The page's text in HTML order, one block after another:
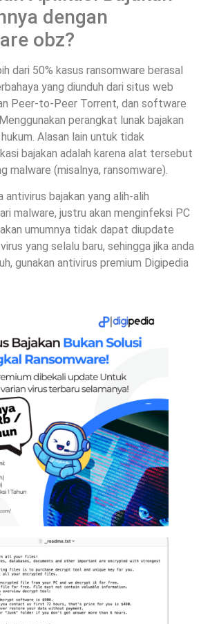
dengan
obz?
dari 50% kasus ransomware berasal
yang diunduh dari situs web
Peer-to-Peer Torrent, dan software
perangkat lunak bajakan
Alasan lain untuk tidak
bajakan adalah karena alat tersebut
malware (misalnya, ransomware).
antivirus bajakan yang alih-alih
malware, justru akan menginfeksi PC
umumnya tidak dapat diupdate
yang selalu baru, sehingga jika anda
gunakan antivirus premium Digipedia